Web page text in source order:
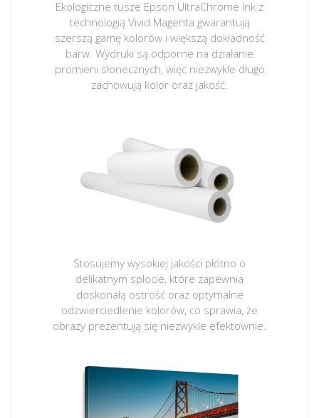
Ekologiczne tusze Epson UltraChrome Ink z
technologią Vivid Magenta gwarantują
szerszą gamę kolorów i większą dokładność
barw. Wydruki są odporne na działanie
promieni słonecznych, więc niezwykle długo
zachowują kolor oraz jakość.
Stosujemy wysokiej jakości płótno o
delikatnym splocie, które zapewnia
doskonałą ostrość oraz optymalne
odzwierciedlenie kolorów, co sprawia, że
obrazy prezentują się niezwykle efektownie.